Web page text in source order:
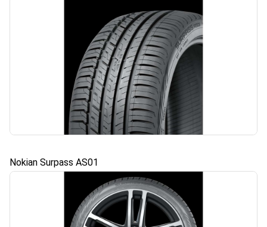
Nokian Surpass AS01